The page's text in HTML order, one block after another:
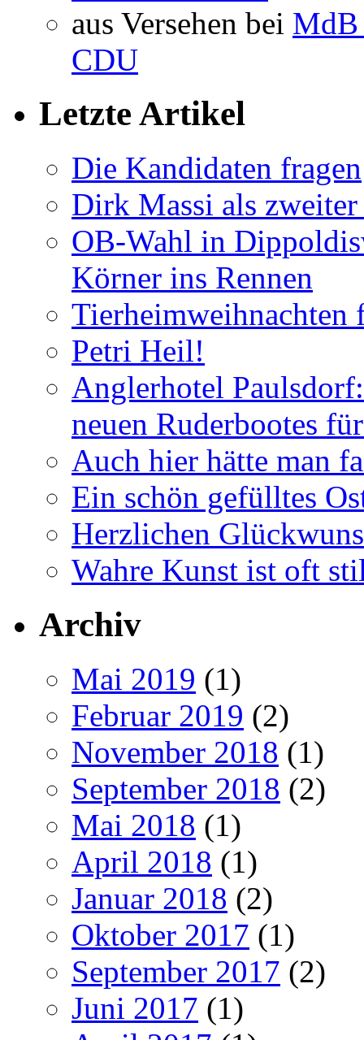
aus Versehen bei MdB
CDU
Letzte Artikel
Die Kandidaten fragen
Dirk Massi als
OB-Wahl in
Körner ins Rennen
Tierheimweihnachten
Petri Heil!
Anglerhotel
neuen Ruderbootes
Auch hier hätte man
Ein schön gefülltes
Herzlichen
Wahre Kunst ist oft
Archiv
Mai 2019 (1)
Februar 2019 (2)
November 2018 (1)
September 2018 (2)
Mai 2018 (1)
April 2018 (1)
Januar 2018 (2)
Oktober 2017 (1)
September 2017 (2)
Juni 2017 (1)